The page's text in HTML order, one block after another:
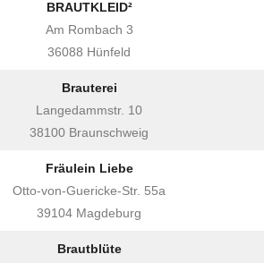
BRAUTKLEID²
Am Rombach 3
36088 Hünfeld
Brauterei
Langedammstr. 10
38100 Braunschweig
Fräulein Liebe
Otto-von-Guericke-Str. 55a
39104 Magdeburg
Brautblüte